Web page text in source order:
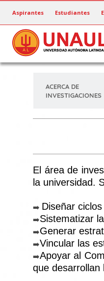
contenido
principal
Aspirantes Estudiantes
ACERCA DE
INVESTIGACIONES
El área de
la universidad.
➡️ Diseñar
➡️Sistematizar
➡️Generar
➡️Vincular las
➡️Apoyar al
que desarrollan